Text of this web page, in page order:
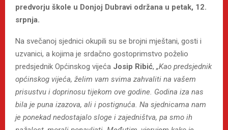
predvorju škole u Donjoj Dubravi održana u petak, 12.
srpnja.
Na svečanoj sjednici okupili su se brojni mještani, gosti i
uzvanici, a kojima je srdačno gostoprimstvo poželio
predsjednik Općinskog vijeća Josip Ribić, „Kao predsjednik
općinskog vijeća, želim vam svima zahvaliti na vašem
prisustvu i doprinosu tijekom ove godine. Godina iza nas
bila je puna izazova, ali i postignuća. Na sjednicama nam
je ponekad nedostajalo sloge i zajedništva, pa smo ih